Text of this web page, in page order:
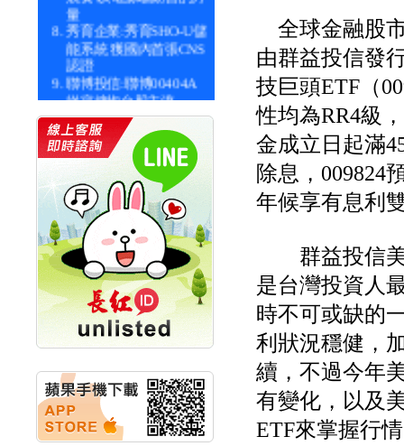
量
秀育企業:秀育SHO-U儲
能系統 獲國內首張CNS
認證
聯博投信:聯博00404A
從容擁抱台股主流
碩通散熱股份有限公司
公告董事會通過發言人
及代理發
華旭先進:代重要子公司
碩通散熱股份有限公司
公告董事會決議發行員
工認股權
華旭先進:代重要子公司
碩通散熱股份有限公司
公告董事會追認113年
向關係
華旭先進:代重要子公司
碩通散熱股份有限公司
公告向關係人取得使用
權資產
仁新醫藥:代重要子公司
BeliteBio,Inc公告受邀參
加第27屆眼
巨生生醫:公告本公司
全球金融股
由群益投信發
技巨頭ETF（
性均為RR4級
金成立日起滿
除息，009824
年候享有息利
群益投信美
是台灣投資人
時不可或缺的
利狀況穩健，
續，不過今年
有變化，以及
ETF來掌握行